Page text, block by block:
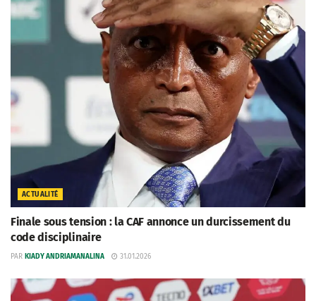
ACTUALITÉ
Finale sous tension : la CAF annonce un durcissement du
code disciplinaire
PAR KIADY ANDRIAMANALINA 31.01.2026